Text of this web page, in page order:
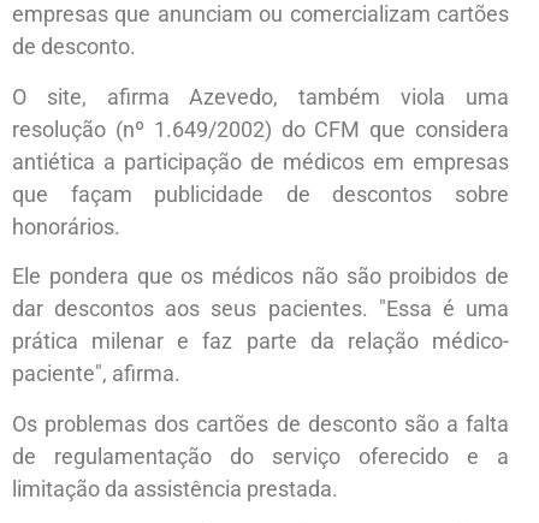
empresas que anunciam ou comercializam cartões
de desconto.
O site, afirma Azevedo, também viola uma
resolução (nº 1.649/2002) do CFM que considera
antiética a participação de médicos em empresas
que façam publicidade de descontos sobre
honorários.
Ele pondera que os médicos não são proibidos de
dar descontos aos seus pacientes. "Essa é uma
prática milenar e faz parte da relação médico-
paciente", afirma.
Os problemas dos cartões de desconto são a falta
de regulamentação do serviço oferecido e a
limitação da assistência prestada.